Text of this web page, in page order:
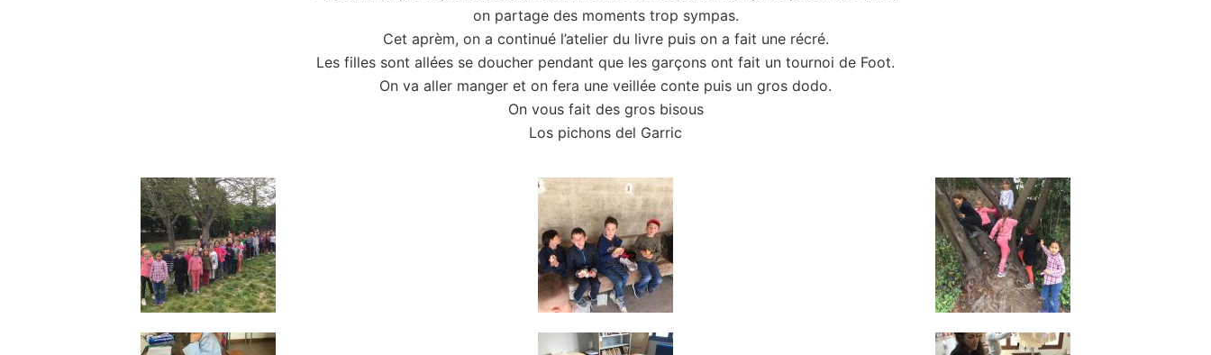
on partage des moments trop sympas.
Cet aprèm, on a continué l’atelier du livre puis on a fait une récré.
Les filles sont allées se doucher pendant que les garçons ont fait un tournoi de Foot.
On va aller manger et on fera une veillée conte puis un gros dodo.
On vous fait des gros bisous
Los pichons del Garric